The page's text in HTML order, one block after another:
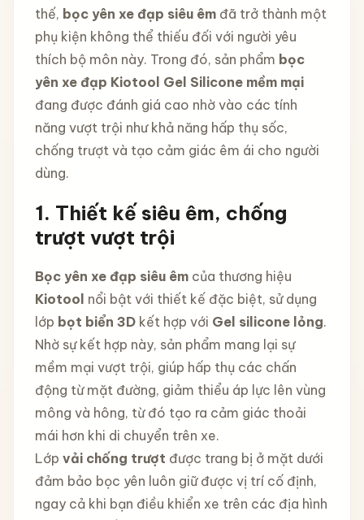
thế, bọc yên xe đạp siêu êmđã trở thành một
phụ kiện không thể thiếu đối với người yêu
thích bộ môn này. Trong đó, sản phẩm bọc
yên xe đạp Kiotool Gel Silicone mềm mại
đang được đánh giá cao nhờ vào các tính
năng vượt trội như khả năng hấp thụ sốc,
chống trượt và tạo cảm giác êm ái cho người
dùng.
1. Thiết kế siêu êm, chống
trượt vượt trội
Bọc yên xe đạp siêu êmcủa thương hiệu
Kiotool nổi bật với thiết kế đặc biệt, sử dụng
lớp bọt biển 3Dkết hợp với Gel silicone lỏng.
Nhờ sự kết hợp này, sản phẩm mang lại sự
mềm mại vượt trội, giúp hấp thụ các chấn
động từ mặt đường, giảm thiểu áp lực lên vùng
mông và hông, từ đó tạo ra cảm giác thoải
mái hơn khi di chuyển trên xe.
Lớp vải chống trượt được trang bị ở mặt dưới
đảm bảo bọc yên luôn giữ được vị trí cố định,
ngay cả khi bạn điều khiển xe trên các địa hình